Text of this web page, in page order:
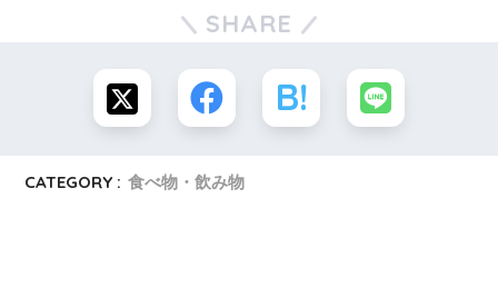
SHARE
CATEGORY : 食べ物・飲み物